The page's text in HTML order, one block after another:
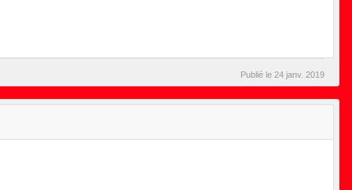
Publié le 24 janv. 2019